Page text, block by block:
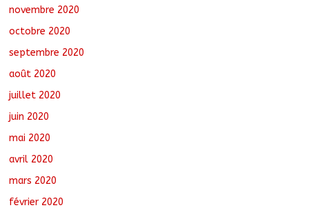
novembre 2020
octobre 2020
septembre 2020
août 2020
juillet 2020
juin 2020
mai 2020
avril 2020
mars 2020
février 2020